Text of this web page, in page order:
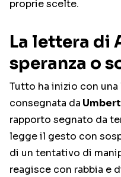
proprie scelte.
La lettera di
speranza o
Tutto ha inizio con
consegnata da
rapporto segnato da
legge il gesto con
di un tentativo di
reagisce con rabbia e